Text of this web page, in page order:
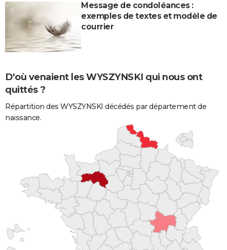
Message de condoléances :
exemples de textes et modèle de
courrier
D'où venaient les WYSZYNSKI qui nous ont
quittés ?
Répartition des WYSZYNSKI décédés par département de
naissance.